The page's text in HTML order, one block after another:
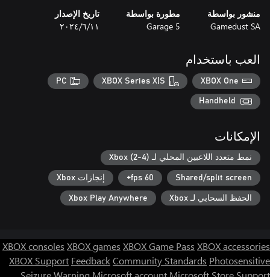
منشور بواسطة
Gamedust SA
مطورة بواسطة
Garage 5
تاريخ الإصدار
١١‏/٦‏/٢٠٢٤
العب باستخدام
XBOX One
XBOX Series X|S
PC
Handheld
الإمكانات
نمط متعدد اللاعبين المحلي لـ Xbox (2-4)
Shared/split screen
60 fps+ إنجازات Xbox
الحفظ السحابي لـ Xbox Xbox Play Anywhere
XBOX consoles XBOX games XBOX Game Pass XBOX accessories
XBOX Support FeedbackCommunity Standards Photosensitive